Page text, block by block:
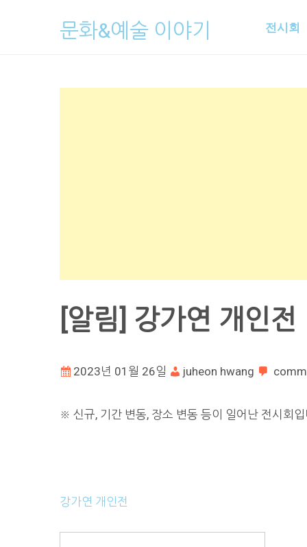
문화&예술 이야기 전시회
[알림] 강가연 개인전
2023년 01월 26일 juheon hwang
※ 신규, 기간 변동, 장소 변동 등이 일어난 전시회입
강가연 개인전